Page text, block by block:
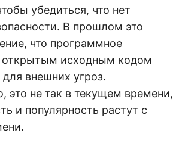
убедиться, что нет
В прошлом это
что программное
открытым исходным кодом
внешних угроз.
это не так в текущем времени,
и популярность растут с